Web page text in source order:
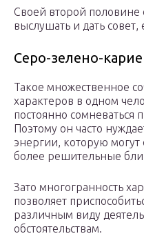
Своей второй
выслушать и дать
Серо-зелено-карие
Такое множественное
характеров в одном
постоянно
Поэтому он часто
энергии, которую
более решительные
Зато многогранность
позволяет
различным виду
обстоятельствам.